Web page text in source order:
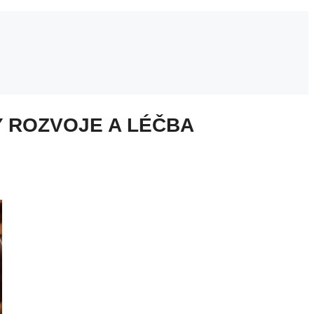
ROZVOJE A LÉČBA